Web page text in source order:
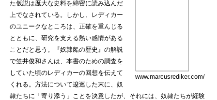
www.marcusrediker.com/
た仮説は厖大な史料を綿密に読み込んだ
上でなされている。しかし、レディカー
のユニークなところは、正確を重んじる
とともに、研究を支える熱い感情がある
ことだと思う。『奴隷船の歴史』の解説
で笠井俊和さんは、本書のための調査を
していた頃のレディカーの回想を伝えて
くれる。方法について逡巡した末に、奴
隷たちに「寄り添う」ことを決意したが、それには、奴隷たちが経験